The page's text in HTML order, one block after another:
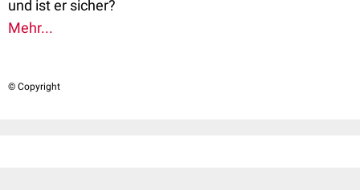
und ist er sicher?
Mehr...
© Copyright